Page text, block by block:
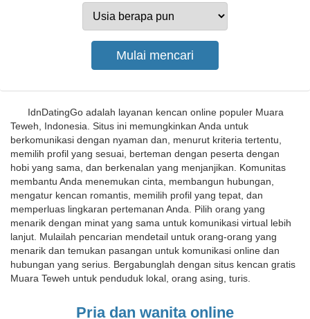
IdnDatingGo adalah layanan kencan online populer Muara
Teweh, Indonesia. Situs ini memungkinkan Anda untuk
berkomunikasi dengan nyaman dan, menurut kriteria tertentu,
memilih profil yang sesuai, berteman dengan peserta dengan
hobi yang sama, dan berkenalan yang menjanjikan. Komunitas
membantu Anda menemukan cinta, membangun hubungan,
mengatur kencan romantis, memilih profil yang tepat, dan
memperluas lingkaran pertemanan Anda. Pilih orang yang
menarik dengan minat yang sama untuk komunikasi virtual lebih
lanjut. Mulailah pencarian mendetail untuk orang-orang yang
menarik dan temukan pasangan untuk komunikasi online dan
hubungan yang serius. Bergabunglah dengan situs kencan gratis
Muara Teweh untuk penduduk lokal, orang asing, turis.
Pria dan wanita online